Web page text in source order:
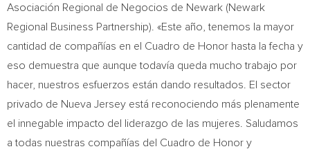
Asociación Regional de Negocios de Newark (Newark
Regional Business Partnership). «Este año, tenemos la mayor
cantidad de compañías en el Cuadro de Honor hasta la fecha y
eso demuestra que aunque todavía queda mucho trabajo por
hacer, nuestros esfuerzos están dando resultados. El sector
privado de Nueva Jersey está reconociendo más plenamente
el innegable impacto del liderazgo de las mujeres. Saludamos
a todas nuestras compañías del Cuadro de Honor y